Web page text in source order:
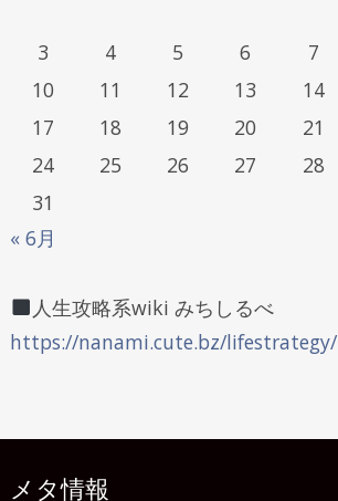
3
4 5 6 7
10
11 12 13 14
17
18 19 20 21
24
25 26 27 28
31
« 6月
人生攻略系wiki みちしるべ
https://nanami.cute.bz/lifestrategy/
メタ情報